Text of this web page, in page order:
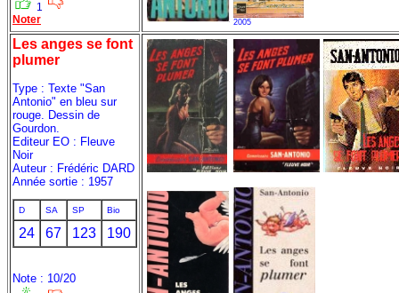
1
Noter
2005
Les anges se font
plumer
Type : Texte "San
Antonio" en bleu sur
rouge. Dessin de
Gourdon.
Editeur EO : Fleuve
Noir
Auteur : Frédéric DARD
Année sortie : 1957
D SA SP Bio
24 67 123 190
Note : 10/20